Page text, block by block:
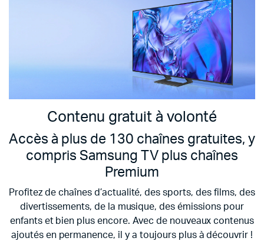
Contenu gratuit à volonté
Accès à plus de 130 chaînes gratuites, y
compris Samsung TV plus chaînes
Premium
Profitez de chaînes d’actualité, des sports, des films, des
divertissements, de la musique, des émissions pour
enfants et bien plus encore. Avec de nouveaux contenus
ajoutés en permanence, il y a toujours plus à découvrir !